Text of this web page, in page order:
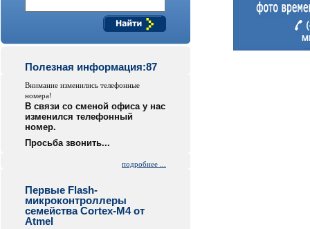
Полезная информация:87
Внимание изменились телефонные
номера!
В связи со сменой офиса у нас
изменился телефонный
номер.
Просьба звонить...
подробнее ...
Первые Flash-
микроконтроллеры
семейства Cortex-M4 от
Atmel